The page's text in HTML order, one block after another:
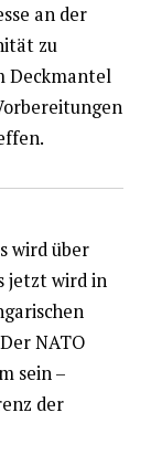
an der
zu
Deckmantel
wird über
jetzt wird in
NATO
sein –
der